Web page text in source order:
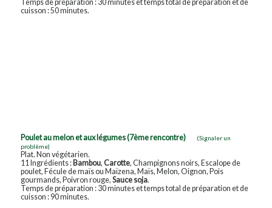
Temps de préparation : 30 minutes et temps total de préparation et de
cuisson : 50 minutes.
Poulet au melon et aux légumes (7ème rencontre)
(Signaler un
problème)
Plat. Non végétarien.
11 Ingrédients : Bambou, Carotte, Champignons noirs, Escalope de
poulet, Fécule de maïs ou Maïzena, Maïs, Melon, Oignon, Pois
gourmands, Poivron rouge, Sauce soja.
Temps de préparation : 30 minutes et temps total de préparation et de
cuisson : 90 minutes.